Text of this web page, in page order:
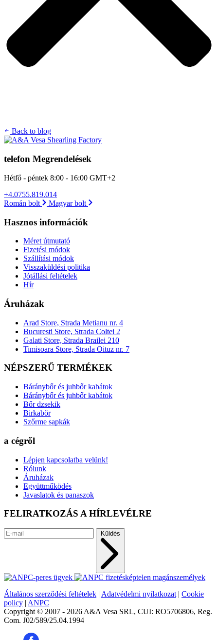
Back to blog
telefon Megrendelések
Hétfő - péntek 8:00 - 16:00 GMT+2
+4.0755.819.014
Román bolt
Magyar bolt
Hasznos információk
Méret útmutató
Fizetési módok
Szállítási módok
Visszaküldési politika
Jótállási feltételek
Hír
Áruházak
Arad Store, Strada Metianu nr. 4
Bucuresti Store, Strada Coltei 2
Galati Store, Strada Brailei 210
Timisoara Store, Strada Oituz nr. 7
NÉPSZERŰ TERMÉKEK
Báránybőr és juhbőr kabátok
Báránybőr és juhbőr kabátok
Bőr dzsekik
Birkabőr
Szőrme sapkák
a cégről
Lépjen kapcsolatba velünk!
Rólunk
Áruházak
Együttműködés
Javaslatok és panaszok
FELIRATKOZÁS A HÍRLEVÉLRE
Küldés
Általános szerződési feltételek | Adatvédelmi nyilatkozat | Cookie
policy | ANPC
Copyright © 2007 - 2026 A&A Vesa SRL, CUI: RO5706806, Reg.
Com. J02/589/25.04.1994